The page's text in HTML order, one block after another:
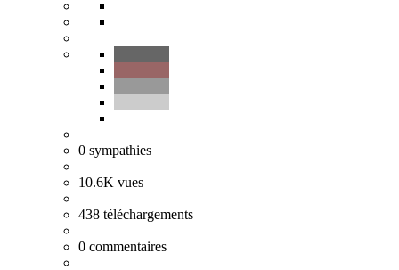
0 sympathies
10.6K vues
438 téléchargements
0 commentaires